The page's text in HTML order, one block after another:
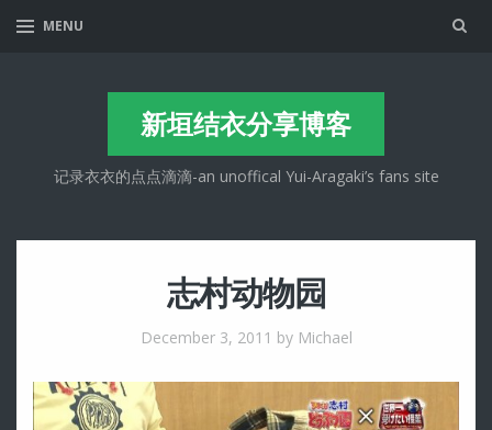
MENU
新垣结衣分享博客
记录衣衣的点点滴滴-an unoffical Yui-Aragaki’s fans site
志村动物园
December 3, 2011 by Michael